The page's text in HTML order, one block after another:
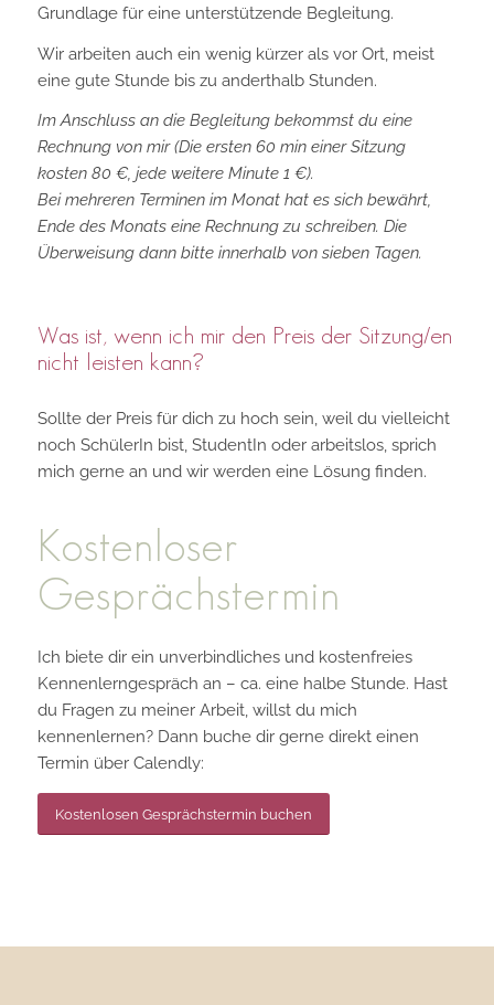
Grundlage für eine unterstützende Begleitung.
Wir arbeiten auch ein wenig kürzer als vor Ort, meist
eine gute Stunde bis zu anderthalb Stunden.
Im Anschluss an die Begleitung bekommst du eine
Rechnung von mir (Die ersten 60 min einer Sitzung
kosten 80 €, jede weitere Minute 1 €).
Bei mehreren Terminen im Monat hat es sich bewährt,
Ende des Monats eine Rechnung zu schreiben. Die
Überweisung dann bitte innerhalb von sieben Tagen.
Was ist, wenn ich mir den Preis der Sitzung/en
nicht leisten kann?
Sollte der Preis für dich zu hoch sein, weil du vielleicht
noch SchülerIn bist, StudentIn oder arbeitslos, sprich
mich gerne an und wir werden eine Lösung finden.
Kostenloser
Gesprächstermin
Ich biete dir ein unverbindliches und kostenfreies
Kennenlerngespräch an – ca. eine halbe Stunde. Hast
du Fragen zu meiner Arbeit, willst du mich
kennenlernen? Dann buche dir gerne direkt einen
Termin über Calendly:
Kostenlosen Gesprächstermin buchen